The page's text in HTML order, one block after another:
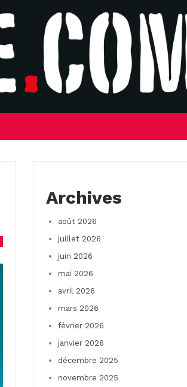
Archives
août 2026
juillet 2026
juin 2026
mai 2026
avril 2026
mars 2026
février 2026
janvier 2026
décembre 2025
novembre 2025